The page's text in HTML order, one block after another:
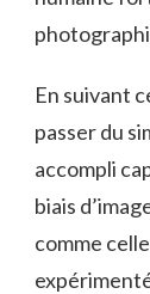
En suivant
passer du
accompli
biais
comme